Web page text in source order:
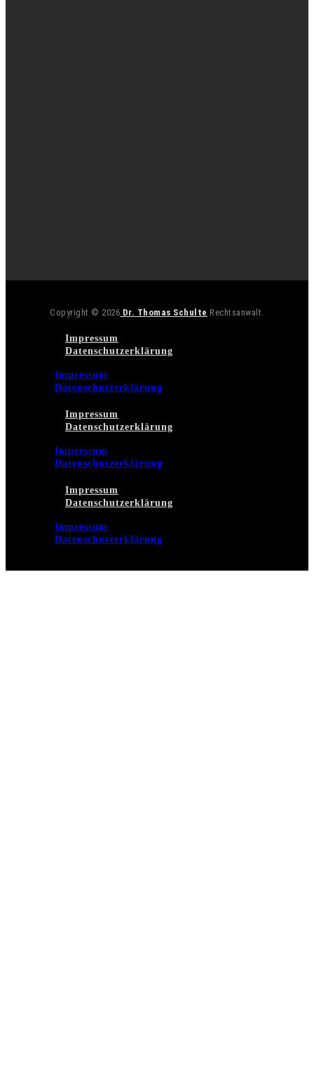
Copyright © 2026 Dr. Thomas Schulte Rechtsanwalt.
Impressum
Datenschutzerklärung
Impressum
Datenschutzerklärung
Impressum
Datenschutzerklärung
Impressum
Datenschutzerklärung
Impressum
Datenschutzerklärung
Impressum
Datenschutzerklärung